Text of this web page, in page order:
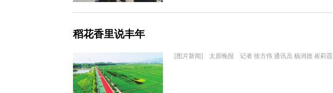
稻花香里说丰年
[图片新闻] 太原晚报 记者 徐方伟 通讯员 杨润德 崔莉霞